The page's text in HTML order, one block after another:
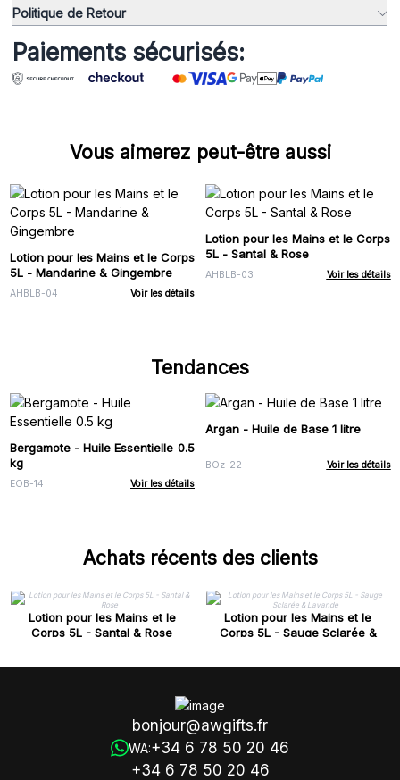
Politique de Retour
Paiements sécurisés:
Vous aimerez peut-être aussi
Lotion pour les Mains et le Corps
5L - Mandarine & Gingembre
AHBLB-04 Voir les détails
Lotion pour les Mains et le Corps
5L - Santal & Rose
AHBLB-03 Voir les détails
Tendances
Bergamote - Huile Essentielle 0.5
kg
EOB-14 Voir les détails
Argan - Huile de Base 1 litre
BOz-22 Voir les détails
Achats récents des clients
Lotion pour les Mains et le
Corps 5L - Santal & Rose
Lotion pour les Mains et le
Corps 5L - Sauge Sclarée &
bonjour@awgifts.fr
WA:+34 6 78 50 20 46
+34 6 78 50 20 46